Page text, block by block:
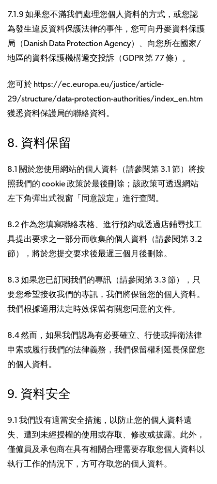
7.1.9 如果您不滿我們處理您個人資料的方式，或您認
為發生違反資料保護法律的事件，您可向丹麥資料保護
局（Danish Data Protection Agency）、向您所在國家/
地區的資料保護機構遞交投訴（GDPR 第 77 條）。
您可於 https://ec.europa.eu/justice/article-
29/structure/data-protection-authorities/index_en.htm
獲悉資料保護局的聯絡資料。
8. 資料保留
8.1 關於您使用網站的個人資料（請參閱第 3.1 節）將按
照我們的 cookie 政策於最後刪除；該政策可透過網站
左下角彈出式視窗「同意設定」進行查閱。
8.2 作為您填寫聯絡表格、進行預約或透過店鋪尋找工
具提出要求之一部分而收集的個人資料（請參閱第 3.2
節），將於您提交要求後最遲三個月後刪除。
8.3 如果您已訂閱我們的專訊（請參閱第 3.3 節），只
要您希望接收我們的專訊，我們將保留您的個人資料。
我們根據適用法定時效保留有關您同意的文件。
8.4 然而，如果我們認為有必要確立、行使或捍衛法律
申索或履行我們的法律義務，我們保留權利延長保留您
的個人資料。
9. 資料安全
9.1 我們設有適當安全措施，以防止您的個人資料遺
失、遭到未經授權的使用或存取、修改或披露。此外，
僅僱員及承包商在具有相關合理需要存取您個人資料以
執行工作的情況下，方可存取您的個人資料。